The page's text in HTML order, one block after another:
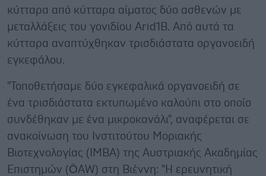
κύτταρα από κύτταρα αίματος δύο ασθενών με
μεταλλάξεις του γονιδίου Arid1B. Από αυτά τα
κύτταρα αναπτύχθηκαν τρισδιάστατα οργανοειδή
εγκεφάλου.
"Τοποθετήσαμε δύο εγκεφαλικά οργανοειδή σε
ένα τρισδιάστατα εκτυπωμένο καλούπι στο οποίο
συνδέθηκαν με ένα μικροκανάλι", αναφέρεται σε
ανακοίνωση του Ινστιτούτου Μοριακής
Βιοτεχνολογίας (IMBA) της Αυστριακής Ακαδημίας
Επιστημών (ÖAW) στη Βιέννη: "Η ερευνητική